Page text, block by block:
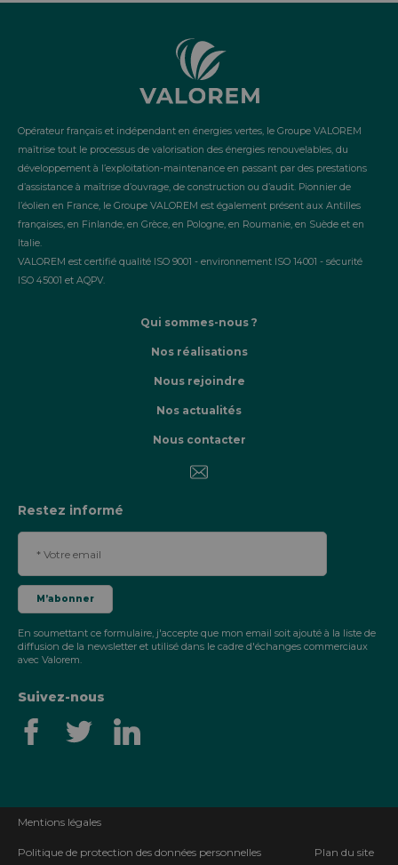
Opérateur français et indépendant en énergies vertes, le Groupe VALOREM
maîtrise tout le processus de valorisation des énergies renouvelables, du
développement à l’exploitation-maintenance en passant par des prestations
d’assistance à maîtrise d’ouvrage, de construction ou d’audit. Pionnier de
l’éolien en France, le Groupe VALOREM est également présent aux Antilles
françaises, en Finlande, en Grèce, en Pologne, en Roumanie, en Suède et en
Italie.
VALOREM est certifié qualité ISO 9001 - environnement ISO 14001 - sécurité
ISO 45001 et AQPV.
Qui sommes-nous ?
Nos réalisations
Nous rejoindre
Nos actualités
Nous contacter
Restez informé
En soumettant ce formulaire, j'accepte que mon email soit ajouté à la liste de
diffusion de la newsletter et utilisé dans le cadre d'échanges commerciaux
avec Valorem.
Suivez-nous
Mentions légales
Politique de protection des données personnelles Plan du site